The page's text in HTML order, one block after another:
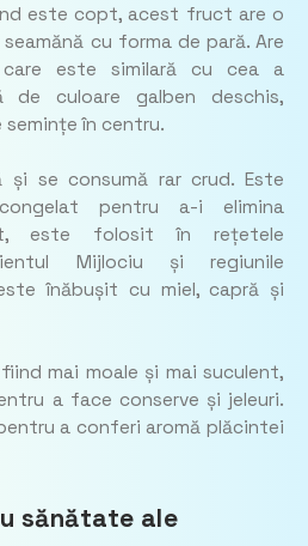
este copt, acest fruct are o
cu forma de pară. Are
este similară cu cea a
culoare galben deschis,
semințe în centru.
se consumă rar crud. Este
pentru a-i elimina
este folosit în rețetele
Mijlociu și regiunile
înăbușit cu miel, capră și
mai moale și mai suculent,
a face conserve și jeleuri.
a conferi aromă plăcintei
sănătate ale